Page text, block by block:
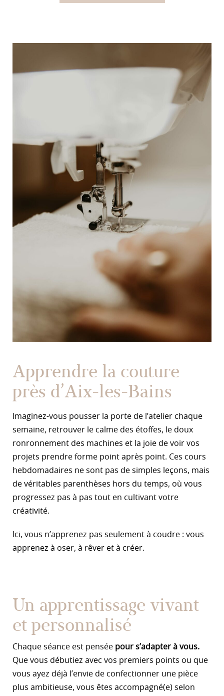
Apprendre la couture
près d’Aix-les-Bains
Imaginez-vous pousser la porte de l’atelier chaque
semaine, retrouver le calme des étoffes, le doux
ronronnement des machines et la joie de voir vos
projets prendre forme point après point. Ces cours
hebdomadaires ne sont pas de simples leçons, mais
de véritables parenthèses hors du temps, où vous
progressez pas à pas tout en cultivant votre
créativité.
Ici, vous n’apprenez pas seulement à coudre : vous
apprenez à oser, à rêver et à créer.
Un apprentissage vivant
et personnalisé
Chaque séance est pensée pour s’adapter à vous.
Que vous débutiez avec vos premiers points ou que
vous ayez déjà l’envie de confectionner une pièce
plus ambitieuse, vous êtes accompagné(e) selon